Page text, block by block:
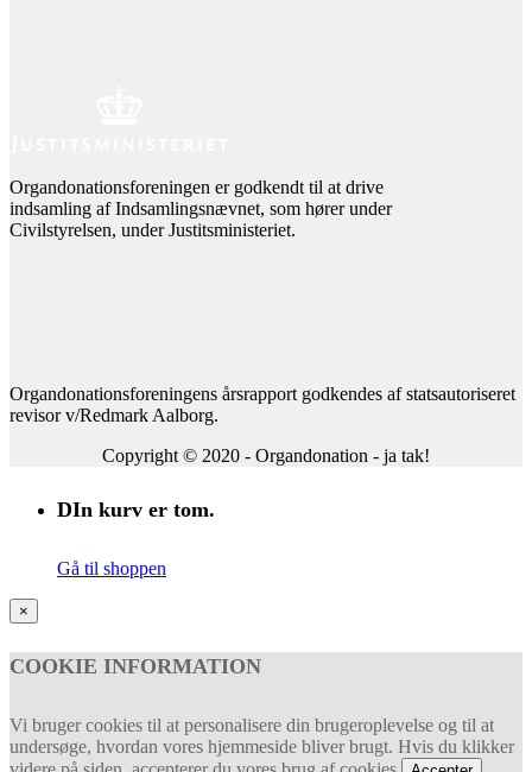
Organdonationsforeningen er godkendt til at drive
indsamling af Indsamlingsnævnet, som hører under
Civilstyrelsen, under Justitsministeriet.
Organdonationsforeningens årsrapport godkendes af statsautoriseret
revisor v/Redmark Aalborg.
Copyright © 2020 - Organdonation - ja tak!
DIn kurv er tom.
Gå til shoppen
×
COOKIE INFORMATION
Vi bruger cookies til at personalisere din brugeroplevelse og til at
undersøge, hvordan vores hjemmeside bliver brugt. Hvis du klikker